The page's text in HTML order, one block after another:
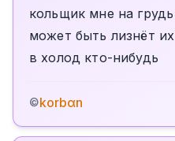
кольщик мне на грудь
может быть лизнëт их
в холод кто-нибудь
©korbαn